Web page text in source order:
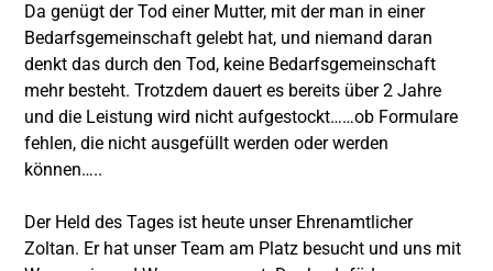
Da genügt der Tod einer Mutter, mit der man in einer
Bedarfsgemeinschaft gelebt hat, und niemand daran
denkt das durch den Tod, keine Bedarfsgemeinschaft
mehr besteht. Trotzdem dauert es bereits über 2 Jahre
und die Leistung wird nicht aufgestockt……ob Formulare
fehlen, die nicht ausgefüllt werden oder werden
können…..
Der Held des Tages ist heute unser Ehrenamtlicher
Zoltan. Er hat unser Team am Platz besucht und uns mit